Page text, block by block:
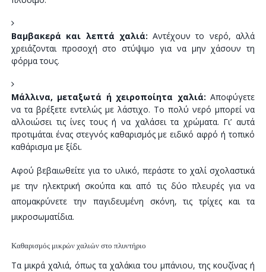
Βαμβακερά και λεπτά χαλιά: Αντέχουν το νερό, αλλά
χρειάζονται προσοχή στο στύψιμο για να μην χάσουν τη
φόρμα τους.
Μάλλινα, μεταξωτά ή χειροποίητα χαλιά: Αποφύγετε
να τα βρέξετε εντελώς με λάστιχο. Το πολύ νερό μπορεί να
αλλοιώσει τις ίνες τους ή να χαλάσει τα χρώματα. Γι’ αυτά
προτιμάται ένας στεγνός καθαρισμός με ειδικό αφρό ή τοπικό
καθάρισμα με ξίδι.
Αφού βεβαιωθείτε για το υλικό, περάστε το χαλί σχολαστικά
με την ηλεκτρική σκούπα και από τις δύο πλευρές για να
απομακρύνετε την παγιδευμένη σκόνη, τις τρίχες και τα
μικροσωματίδια.
Καθαρισμός μικρών χαλιών στο πλυντήριο
Τα μικρά χαλιά, όπως τα χαλάκια του μπάνιου, της κουζίνας ή